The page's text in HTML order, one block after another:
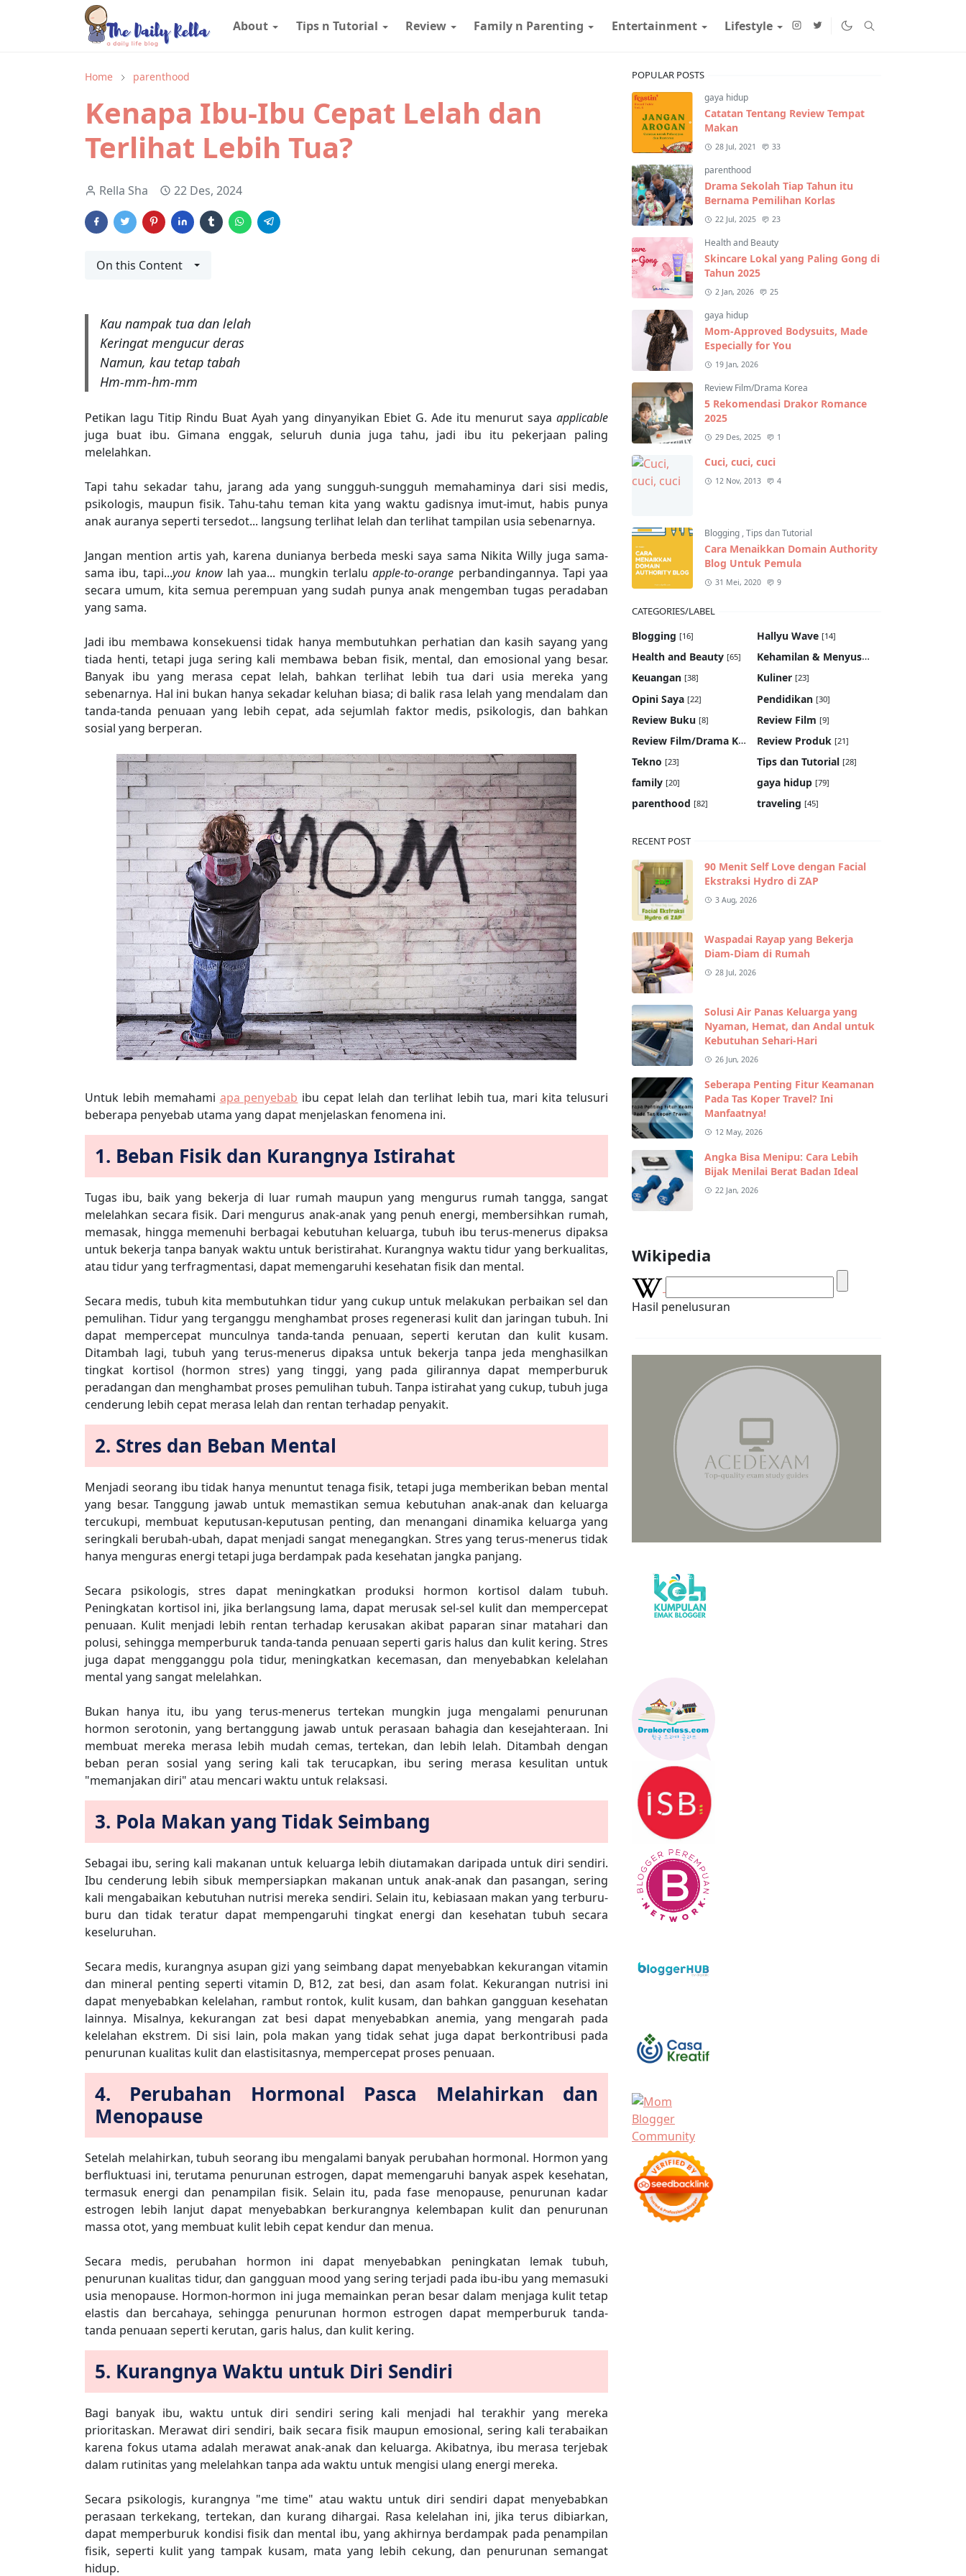
About Tips n Tutorial Review Family n Parenting Entertainment Lifestyle
Home parenthood
Kenapa Ibu-Ibu Cepat Lelah dan
Terlihat Lebih Tua?
Rella Sha 22 Des, 2024
On this Content
Kau nampak tua dan lelah
Keringat mengucur deras
Namun, kau tetap tabah
Hm-mm-hm-mm
Petikan lagu Titip Rindu Buat Ayah yang dinyanyikan Ebiet G. Ade itu menurut saya applicable
juga buat ibu. Gimana enggak, seluruh dunia juga tahu, jadi ibu itu pekerjaan paling
melelahkan.
Tapi tahu sekadar tahu, jarang ada yang sungguh-sungguh memahaminya dari sisi medis,
psikologis, maupun fisik. Tahu-tahu teman kita yang waktu gadisnya imut-imut, habis punya
anak auranya seperti tersedot... langsung terlihat lelah dan terlihat tampilan usia sebenarnya.
Jangan mention artis yah, karena dunianya berbeda meski saya sama Nikita Willy juga sama-
sama ibu, tapi...you knowlah yaa... mungkin terlaluapple-to-orange perbandingannya. Tapi yaa
secara umum, kita semua perempuan yang sudah punya anak mengemban tugas peradaban
yang sama.
Jadi ibu membawa konsekuensi tidak hanya membutuhkan perhatian dan kasih sayang yang
tiada henti, tetapi juga sering kali membawa beban fisik, mental, dan emosional yang besar.
Banyak ibu yang merasa cepat lelah, bahkan terlihat lebih tua dari usia mereka yang
sebenarnya. Hal ini bukan hanya sekadar keluhan biasa; di balik rasa lelah yang mendalam dan
tanda-tanda penuaan yang lebih cepat, ada sejumlah faktor medis, psikologis, dan bahkan
sosial yang berperan.
Untuk lebih memahami apa penyebab ibu cepat lelah dan terlihat lebih tua, mari kita telusuri
beberapa penyebab utama yang dapat menjelaskan fenomena ini.
1. Beban Fisik dan Kurangnya Istirahat
Tugas ibu, baik yang bekerja di luar rumah maupun yang mengurus rumah tangga, sangat
melelahkan secara fisik. Dari mengurus anak-anak yang penuh energi, membersihkan rumah,
memasak, hingga memenuhi berbagai kebutuhan keluarga, tubuh ibu terus-menerus dipaksa
untuk bekerja tanpa banyak waktu untuk beristirahat. Kurangnya waktu tidur yang berkualitas,
atau tidur yang terfragmentasi, dapat memengaruhi kesehatan fisik dan mental.
Secara medis, tubuh kita membutuhkan tidur yang cukup untuk melakukan perbaikan sel dan
pemulihan. Tidur yang terganggu menghambat proses regenerasi kulit dan jaringan tubuh. Ini
dapat mempercepat munculnya tanda-tanda penuaan, seperti kerutan dan kulit kusam.
Ditambah lagi, tubuh yang terus-menerus dipaksa untuk bekerja tanpa jeda menghasilkan
tingkat kortisol (hormon stres) yang tinggi, yang pada gilirannya dapat memperburuk
peradangan dan menghambat proses pemulihan tubuh. Tanpa istirahat yang cukup, tubuh juga
cenderung lebih cepat merasa lelah dan rentan terhadap penyakit.
2. Stres dan Beban Mental
Menjadi seorang ibu tidak hanya menuntut tenaga fisik, tetapi juga memberikan beban mental
yang besar. Tanggung jawab untuk memastikan semua kebutuhan anak-anak dan keluarga
tercukupi, membuat keputusan-keputusan penting, dan menangani dinamika keluarga yang
seringkali berubah-ubah, dapat menjadi sangat menegangkan. Stres yang terus-menerus tidak
hanya menguras energi tetapi juga berdampak pada kesehatan jangka panjang.
Secara psikologis, stres dapat meningkatkan produksi hormon kortisol dalam tubuh.
Peningkatan kortisol ini, jika berlangsung lama, dapat merusak sel-sel kulit dan mempercepat
penuaan. Kulit menjadi lebih rentan terhadap kerusakan akibat paparan sinar matahari dan
polusi, sehingga memperburuk tanda-tanda penuaan seperti garis halus dan kulit kering. Stres
juga dapat mengganggu pola tidur, meningkatkan kecemasan, dan menyebabkan kelelahan
mental yang sangat melelahkan.
Bukan hanya itu, ibu yang terus-menerus tertekan mungkin juga mengalami penurunan
hormon serotonin, yang bertanggung jawab untuk perasaan bahagia dan kesejahteraan. Ini
membuat mereka merasa lebih mudah cemas, tertekan, dan lebih lelah. Ditambah dengan
beban peran sosial yang sering kali tak terucapkan, ibu sering merasa kesulitan untuk
"memanjakan diri" atau mencari waktu untuk relaksasi.
3. Pola Makan yang Tidak Seimbang
Sebagai ibu, sering kali makanan untuk keluarga lebih diutamakan daripada untuk diri sendiri.
Ibu cenderung lebih sibuk mempersiapkan makanan untuk anak-anak dan pasangan, sering
kali mengabaikan kebutuhan nutrisi mereka sendiri. Selain itu, kebiasaan makan yang terburu-
buru dan tidak teratur dapat mempengaruhi tingkat energi dan kesehatan tubuh secara
keseluruhan.
Secara medis, kurangnya asupan gizi yang seimbang dapat menyebabkan kekurangan vitamin
dan mineral penting seperti vitamin D, B12, zat besi, dan asam folat. Kekurangan nutrisi ini
dapat menyebabkan kelelahan, rambut rontok, kulit kusam, dan bahkan gangguan kesehatan
lainnya. Misalnya, kekurangan zat besi dapat menyebabkan anemia, yang mengarah pada
kelelahan ekstrem. Di sisi lain, pola makan yang tidak sehat juga dapat berkontribusi pada
penurunan kualitas kulit dan elastisitasnya, mempercepat proses penuaan.
4. Perubahan Hormonal Pasca Melahirkan dan
Menopause
Setelah melahirkan, tubuh seorang ibu mengalami banyak perubahan hormonal. Hormon yang
berfluktuasi ini, terutama penurunan estrogen, dapat memengaruhi banyak aspek kesehatan,
termasuk energi dan penampilan fisik. Selain itu, pada fase menopause, penurunan kadar
estrogen lebih lanjut dapat menyebabkan berkurangnya kelembapan kulit dan penurunan
massa otot, yang membuat kulit lebih cepat kendur dan menua.
Secara medis, perubahan hormon ini dapat menyebabkan peningkatan lemak tubuh,
penurunan kualitas tidur, dan gangguan mood yang sering terjadi pada ibu-ibu yang memasuki
usia menopause. Hormon-hormon ini juga memainkan peran besar dalam menjaga kulit tetap
elastis dan bercahaya, sehingga penurunan hormon estrogen dapat memperburuk tanda-
tanda penuaan seperti kerutan, garis halus, dan kulit kering.
5. Kurangnya Waktu untuk Diri Sendiri
Bagi banyak ibu, waktu untuk diri sendiri sering kali menjadi hal terakhir yang mereka
prioritaskan. Merawat diri sendiri, baik secara fisik maupun emosional, sering kali terabaikan
karena fokus utama adalah merawat anak-anak dan keluarga. Akibatnya, ibu merasa terjebak
dalam rutinitas yang melelahkan tanpa ada waktu untuk mengisi ulang energi mereka.
Secara psikologis, kurangnya "me time" atau waktu untuk diri sendiri dapat menyebabkan
perasaan terkekang, tertekan, dan kurang dihargai. Rasa kelelahan ini, jika terus dibiarkan,
dapat memperburuk kondisi fisik dan mental ibu, yang akhirnya berdampak pada penampilan
fisik, seperti kulit yang tampak kusam, mata yang lebih cekung, dan penurunan semangat
hidup.
POPULAR POSTS
gaya hidup
Catatan Tentang Review Tempat
Makan
28 Jul, 2021 33
parenthood
Drama Sekolah Tiap Tahun itu
Bernama Pemilihan Korlas
22 Jul, 2025 23
Health and Beauty
Skincare Lokal yang Paling Gong di
Tahun 2025
2 Jan, 2026 25
gaya hidup
Mom-Approved Bodysuits, Made
Especially for You
19 Jan, 2026
Review Film/Drama Korea
5 Rekomendasi Drakor Romance
2025
29 Des, 2025 1
Cuci, cuci, cuci
12 Nov, 2013 4
Blogging ,Tips dan Tutorial
Cara Menaikkan Domain Authority
Blog Untuk Pemula
31 Mei, 2020 9
CATEGORIES/LABEL
Blogging [16] Hallyu Wave [14]
Health and Beauty [65] Kehamilan & Menyusui
Keuangan [38] Kuliner [23]
Opini Saya [22] Pendidikan [30]
Review Buku [8] Review Film [9]
Review Film/Drama Korea [22]
Review Produk [21]
Tekno [23] Tips dan Tutorial [28]
family [20] gaya hidup [79]
parenthood [82] traveling [45]
RECENT POST
90 Menit Self Love dengan Facial
Ekstraksi Hydro di ZAP
3 Aug, 2026
Waspadai Rayap yang Bekerja
Diam-Diam di Rumah
28 Jul, 2026
Solusi Air Panas Keluarga yang
Nyaman, Hemat, dan Andal untuk
Kebutuhan Sehari-Hari
26 Jun, 2026
Seberapa Penting Fitur Keamanan
Pada Tas Koper Travel? Ini
Manfaatnya!
12 May, 2026
Angka Bisa Menipu: Cara Lebih
Bijak Menilai Berat Badan Ideal
22 Jan, 2026
Wikipedia
Hasil penelusuran